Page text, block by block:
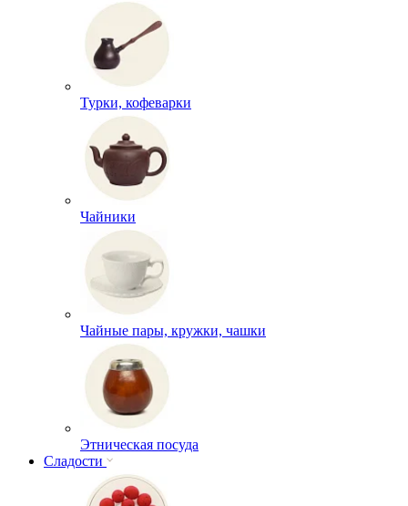
Турки, кофеварки
Чайники
Чайные пары, кружки, чашки
Этническая посуда
Сладости